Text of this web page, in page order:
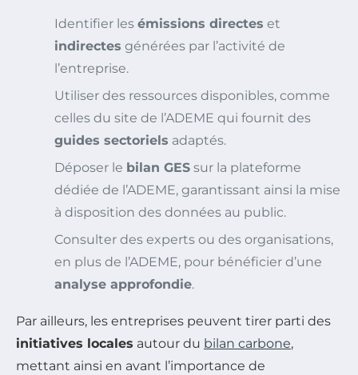
Identifier les émissions directes et
indirectes générées par l’activité de
l’entreprise.
Utiliser des ressources disponibles, comme
celles du site de l’ADEME qui fournit des
guides sectoriels adaptés.
Déposer le bilan GES sur la plateforme
dédiée de l’ADEME, garantissant ainsi la mise
à disposition des données au public.
Consulter des experts ou des organisations,
en plus de l’ADEME, pour bénéficier d’une
analyse approfondie.
Par ailleurs, les entreprises peuvent tirer parti des
initiatives locales autour du bilan carbone,
mettant ainsi en avant l’importance de